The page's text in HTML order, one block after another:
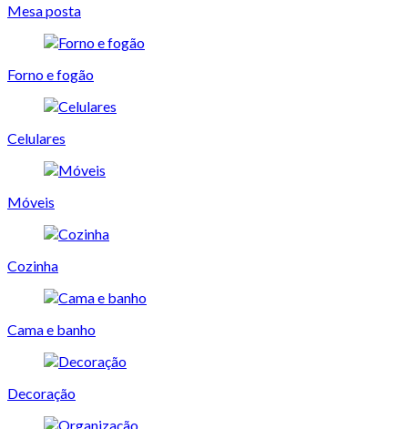
Mesa posta
Forno e fogão
Celulares
Móveis
Cozinha
Cama e banho
Decoração